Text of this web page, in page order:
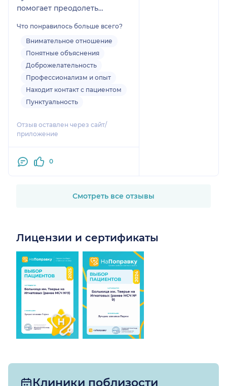
помогает преодолеть
отношение, доходчивое
объяснение, понимание.
Ольга З.
Что понравилось больше всего?
Внимательное отношение
Понятные объяснения
Доброжелательность
Профессионализм и опыт
Находит контакт с пациентом
Пунктуальность
Отзыв оставлен через сайт/
приложение
0
Смотреть все отзывы
Лицензии и сертификаты
Клиники поблизости